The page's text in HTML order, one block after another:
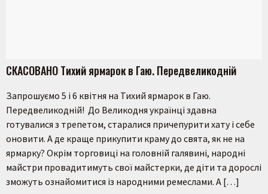
СКАСОВАНО Тихий ярмарок в Гаю. Передвеликодній
Запрошуємо 5 і 6 квітня на Тихий ярмарок в Гаю.
Передвеликодній! До Великодня українці здавна
готувалися з трепетом, старалися причепурити хату і себе
оновити. А де краще прикупити краму до свята, як не на
ярмарку? Окрім торговиці на головній галявині, народні
майстри провадитимуть свої майстерки, де діти та дорослі
зможуть ознайомитися із народними ремеслами. А […]